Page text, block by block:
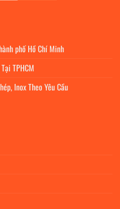
phố Hồ Chí Minh
TPHCM
Inox Theo Yêu Cầu